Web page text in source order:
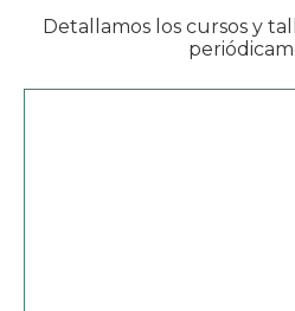
Detallamos los cursos y